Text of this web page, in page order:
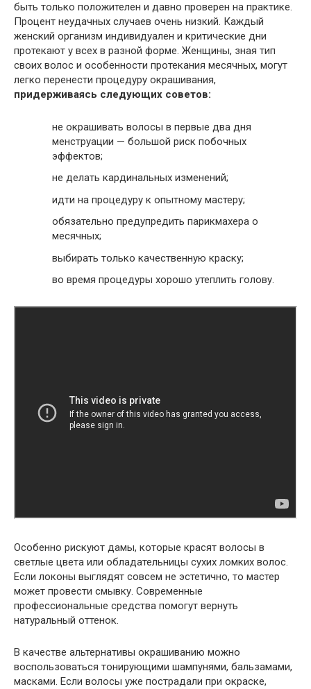
быть только положителен и давно проверен на практике.
Процент неудачных случаев очень низкий. Каждый
женский организм индивидуален и критические дни
протекают у всех в разной форме. Женщины, зная тип
своих волос и особенности протекания месячных, могут
легко перенести процедуру окрашивания,
придерживаясь следующих советов:
не окрашивать волосы в первые два дня
менструации — большой риск побочных
эффектов;
не делать кардинальных изменений;
идти на процедуру к опытному мастеру;
обязательно предупредить парикмахера о
месячных;
выбирать только качественную краску;
во время процедуры хорошо утеплить голову.
Особенно рискуют дамы, которые красят волосы в
светлые цвета или обладательницы сухих ломких волос.
Если локоны выглядят совсем не эстетично, то мастер
может провести смывку. Современные
профессиональные средства помогут вернуть
натуральный оттенок.
В качестве альтернативы окрашиванию можно
воспользоваться тонирующими шампунями, бальзамами,
масками. Если волосы уже пострадали при окраске,